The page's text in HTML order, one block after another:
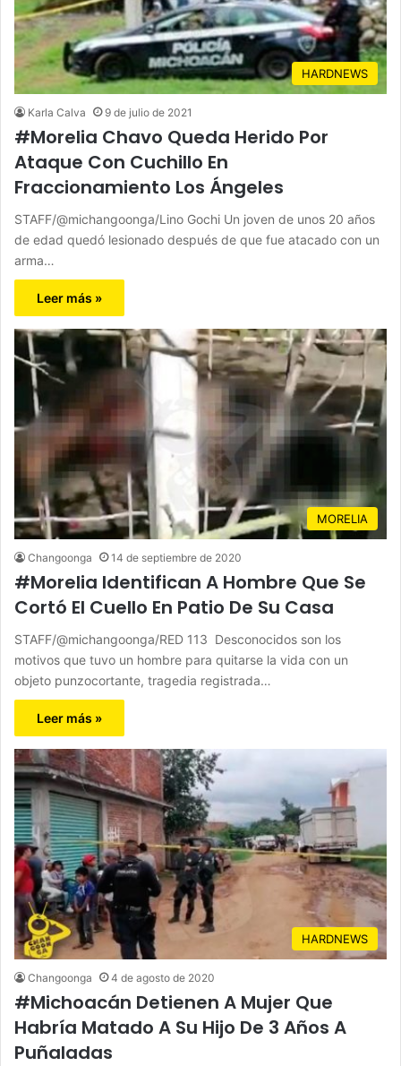
HARDNEWS
Karla Calva 9 de julio de 2021
#Morelia Chavo Queda Herido Por
Ataque Con Cuchillo En
Fraccionamiento Los Ángeles
STAFF/@michangoonga/Lino Gochi Un joven de unos 20 años
de edad quedó lesionado después de que fue atacado con un
arma…
Leer más »
MORELIA
Changoonga 14 de septiembre de 2020
#Morelia Identifican A Hombre Que Se
Cortó El Cuello En Patio De Su Casa
STAFF/@michangoonga/RED 113 Desconocidos son los
motivos que tuvo un hombre para quitarse la vida con un
objeto punzocortante, tragedia registrada…
Leer más »
HARDNEWS
Changoonga 4 de agosto de 2020
#Michoacán Detienen A Mujer Que
Habría Matado A Su Hijo De 3 Años A
Puñaladas